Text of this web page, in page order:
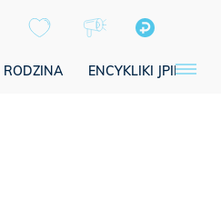
RODZINA ENCYKLIKI JPII